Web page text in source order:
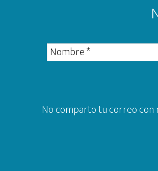
No comparto tu correo con